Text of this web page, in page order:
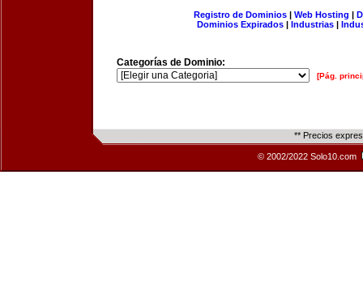
Registro de Dominios| Web Hosting |
Dominios Expirados | Industrias |
Categorías de Dominio:
[Pág.
** Precios
© 2002/2022 Solo10.com